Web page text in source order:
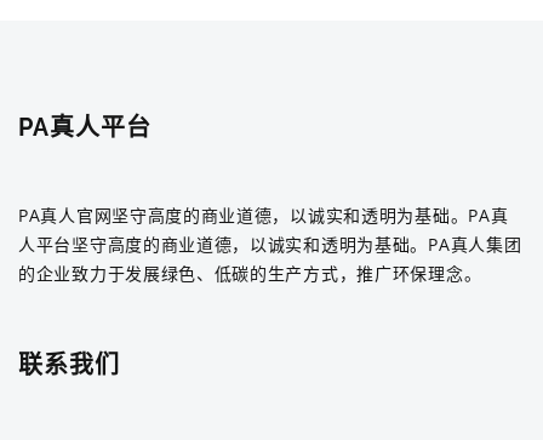
PA真人平台
PA真人官网坚守高度的商业道德，以诚实和透明为基础。PA真
人平台坚守高度的商业道德，以诚实和透明为基础。PA真人集团
的企业致力于发展绿色、低碳的生产方式，推广环保理念。
联系我们